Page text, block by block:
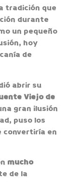
tradición que
durante
un pequeño
hoy
de
abrir su
Viejo de
gran ilusión
puso los
convertiría en
mucho
de la